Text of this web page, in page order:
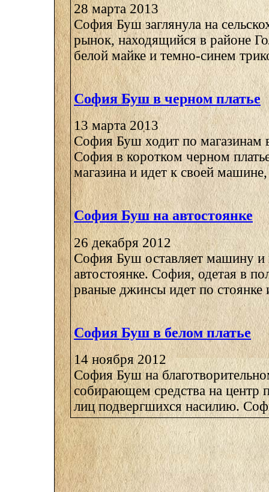
28 марта 2013
София Буш заглянула на
рынок, находящийся в районе
белой майке и темно-синем
София Буш в черном платье
13 марта 2013
София Буш ходит по магазинам
София в коротком черном
магазина и идет к своей
София Буш на автостоянке
26 декабря 2012
София Буш оставляет машину и
автостоянке. София, одетая в
рваные джинсы идет по стоянке
София Буш в белом платье
14 ноября 2012
София Буш на
собирающем средства на центр
лиц подвергшихся насилию.